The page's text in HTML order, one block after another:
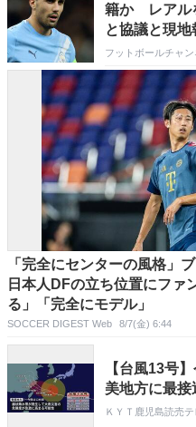
籍か レアル
と協議と現地
フットボールチャ
「完全にセンターの風格」
日本人DFの立ち位置にファ
る」「完全にモデル」
SOCCER DIGEST Web 8/7(金) 6:44
【台風13号
美地方に最接
ＫＹＴ鹿児島読売